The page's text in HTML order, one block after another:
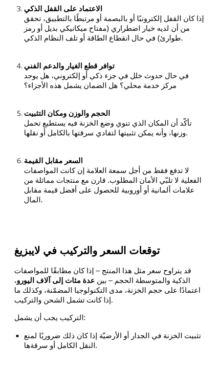
الاعتماد على القفل الذكي
إذا كان القفل إلكترونيًا أو بالبصمة أو مرتبطًا بالتطبيق، تحقق
من أن لديه خيار اضطراري (مفتاح ميكانيكي بديل أو رمز
طوارئ) في حال انقطاع الطاقة أو تلف النظام الذكي.
توافر قطع الغيار والدعم الفني
في حال حدوث خلل في جزء ذكي أو إلكتروني، هل يوجد
مركز خدمة محلي؟ هل الضمان يشمل هذه الأجزاء؟
الحجم والوزن ومكان التثبيت
تأكّد أن المكان الذي تنوي وضع الخزنة فيه يستطيع تحمل
وزنها، وأنه يمكن تثبيتها لتفادي سرقتها بالكامل أو نقلها.
السعر مقابل القيمة
لا تدفع فقط من أجل سمعة العلامة إن كانت المواصفات
الفعلية لا تلبّي الأمان المطلوب. قارن مع منتجات مماثلة من
علامات ألمانية أو أوروبية للحصول على أفضل قيمة مقابل
المال.
توقعات السعر والتركيب في لايبزيغ
قد يتراوح سعر مثل هذا المنتج – إذا كان مطابقًا للمواصفات
الذكية والمتوسطة الحجم – بين عدة مئات إلى آلاف اليورو،
اعتمادًا على حجم الخزنة، مدى التكنولوجيا المضمّنة، وكذلك ما
إذا كانت تشمل الشحن والتركيب.
التركيب يجب أن يشمل:
تثبيت الخزنة في الجدار أو الأرضيّة إذا كان ذلك ضروريًا لمنع
النقل الكامل أو سرقةها.